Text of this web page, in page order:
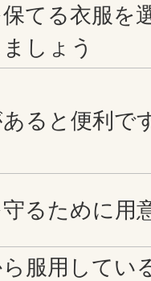
てる衣服を
しょう
ると便利で
るために用
服用してい